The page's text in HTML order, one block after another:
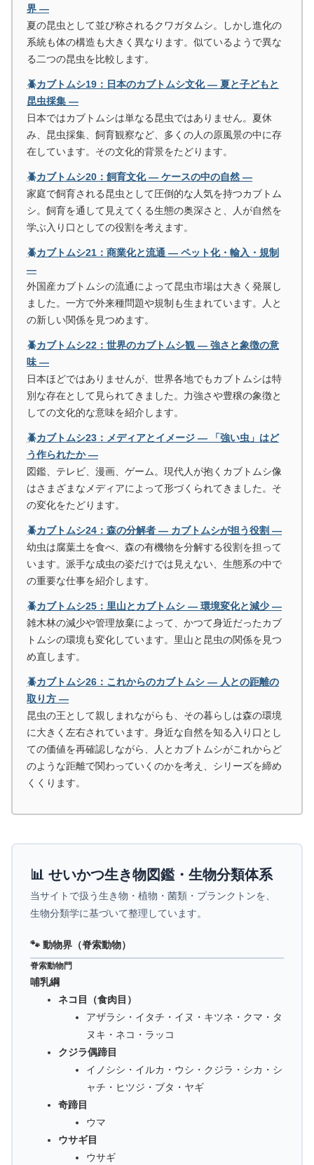
界 ―
夏の昆虫として並び称されるクワガタムシ。しかし進化の
系統も体の構造も大きく異なります。似ているようで異な
る二つの昆虫を比較します。
🪲カブトムシ19：日本のカブトムシ文化 ― 夏と子どもと
昆虫採集 ―
日本ではカブトムシは単なる昆虫ではありません。夏休
み、昆虫採集、飼育観察など、多くの人の原風景の中に存
在しています。その文化的背景をたどります。
🪲カブトムシ20：飼育文化 ― ケースの中の自然 ―
家庭で飼育される昆虫として圧倒的な人気を持つカブトム
シ。飼育を通して見えてくる生態の奥深さと、人が自然を
学ぶ入り口としての役割を考えます。
🪲カブトムシ21：商業化と流通 ― ペット化・輸入・規制
―
外国産カブトムシの流通によって昆虫市場は大きく発展し
ました。一方で外来種問題や規制も生まれています。人と
の新しい関係を見つめます。
🪲カブトムシ22：世界のカブトムシ観 ― 強さと象徴の意
味 ―
日本ほどではありませんが、世界各地でもカブトムシは特
別な存在として見られてきました。力強さや豊穣の象徴と
しての文化的な意味を紹介します。
🪲カブトムシ23：メディアとイメージ ― 「強い虫」はど
う作られたか ―
図鑑、テレビ、漫画、ゲーム。現代人が抱くカブトムシ像
はさまざまなメディアによって形づくられてきました。そ
の変化をたどります。
🪲カブトムシ24：森の分解者 ― カブトムシが担う役割 ―
幼虫は腐葉土を食べ、森の有機物を分解する役割を担って
います。派手な成虫の姿だけでは見えない、生態系の中で
の重要な仕事を紹介します。
🪲カブトムシ25：里山とカブトムシ ― 環境変化と減少 ―
雑木林の減少や管理放棄によって、かつて身近だったカブ
トムシの環境も変化しています。里山と昆虫の関係を見つ
め直します。
🪲カブトムシ26：これからのカブトムシ ― 人との距離の
取り方 ―
昆虫の王として親しまれながらも、その暮らしは森の環境
に大きく左右されています。身近な自然を知る入り口とし
ての価値を再確認しながら、人とカブトムシがこれからど
のような距離で関わっていくのかを考え、シリーズを締め
くくります。
📊 せいかつ生き物図鑑・生物分類体系
当サイトで扱う生き物・植物・菌類・プランクトンを、
生物分類学に基づいて整理しています。
🐾 動物界（脊索動物）
脊索動物門
哺乳綱
ネコ目（食肉目）
アザラシ・イタチ・イヌ・キツネ・クマ・タ
ヌキ・ネコ・ラッコ
クジラ偶蹄目
イノシシ・イルカ・ウシ・クジラ・シカ・シ
ャチ・ヒツジ・ブタ・ヤギ
奇蹄目
ウマ
ウサギ目
ウサギ